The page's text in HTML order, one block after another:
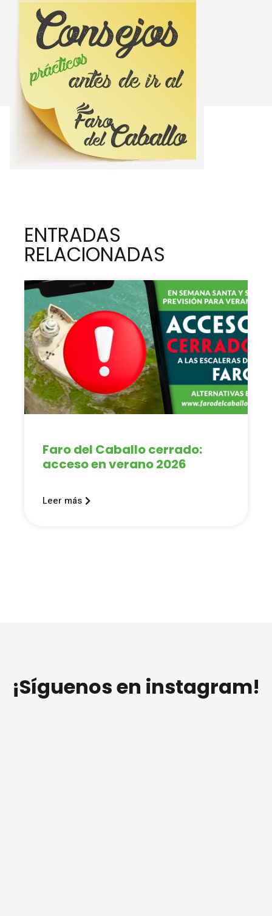
ENTRADAS
RELACIONADAS
Faro del Caballo cerrado:
acceso en verano 2026
Leer más
¡Síguenos en instagram!